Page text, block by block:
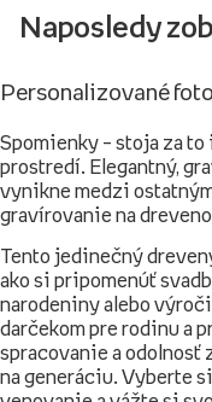
Naposledy
Personalizované
Spomienky – stoja za
prostredí. Elegantný,
vynikne medzi
gravírovanie na
Tento jedinečný
ako si pripomenúť
narodeniny alebo
darčekom pre rodinu a
spracovanie a odolnosť
na generáciu. Vyberte